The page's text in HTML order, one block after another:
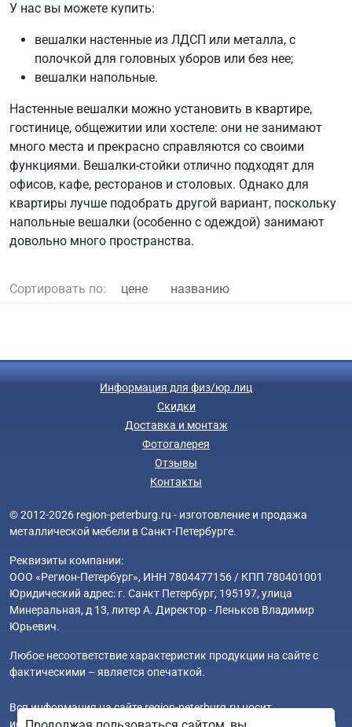
У нас вы можете купить:
вешалки настенные из ЛДСП или металла, с
полочкой для головных уборов или без нее;
вешалки напольные.
Настенные вешалки можно установить в квартире,
гостинице, общежитии или хостеле: они не занимают
много места и прекрасно справляются со своими
функциями. Вешалки-стойки отлично подходят для
офисов, кафе, ресторанов и столовых. Однако для
квартиры лучше подобрать другой вариант, поскольку
напольные вешалки (особенно с одеждой) занимают
довольно много пространства.
Сортировать по: цене названию
Информация для физ/юр.лиц
Скидки
Доставка и монтаж
Фотогалерея
Отзывы
Контакты
© 2012-2026 region-peterburg.ru - изготовление и продажа
металлической мебели в Санкт-Петербурге.
Реквизиты компании:
ООО «Регион-Петербург», ИНН 7804477156 / КПП 780401001
Юридический адрес: г. Санкт Петербург, 195197, улица
Минеральная, д 13, литер А. Директор - Леньков Владимир
Юрьевич.
Любое несоответствие характеристик продукции на сайте с
фактическими – является опечаткой.
Вся информация на сайте region-peterburg.ru носит
исключительно ознакомительный и справочный характер и ни